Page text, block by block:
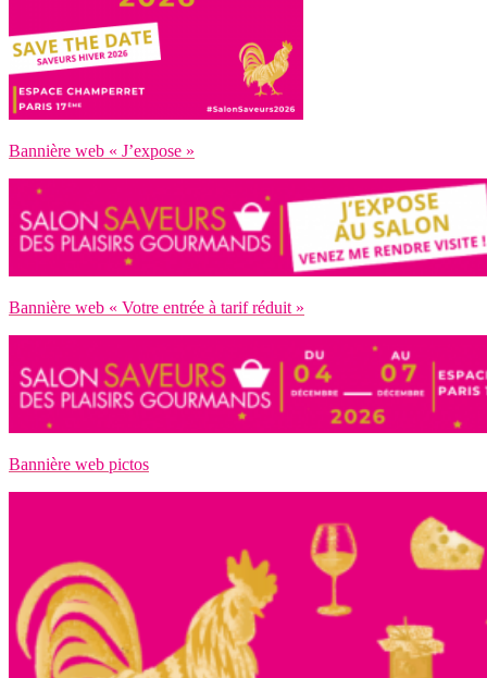
Bannière web « J’expose »
Bannière web « Votre entrée à tarif réduit »
Bannière web pictos